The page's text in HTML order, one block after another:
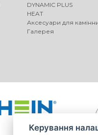
DYNAMIC PLUS
HEAT
Аксесуари для
Галерея
Керування